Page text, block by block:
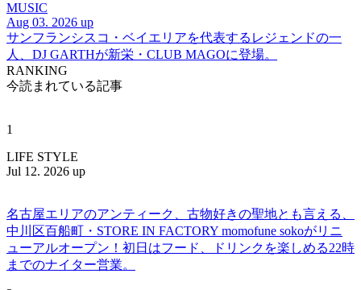
MUSIC
Aug 03. 2026 up
サンフランシスコ・ベイエリアを代表するレジェンドの一
人、DJ GARTHが新栄・CLUB MAGOに登場。
RANKING
今読まれている記事
1
LIFE STYLE
Jul 12. 2026 up
名古屋エリアのアンティーク、古物好きの聖地とも言える、
中川区百船町・STORE IN FACTORY momofune sokoがリニ
ューアルオープン！初日はフード、ドリンクを楽しめる22時
までのナイター営業。